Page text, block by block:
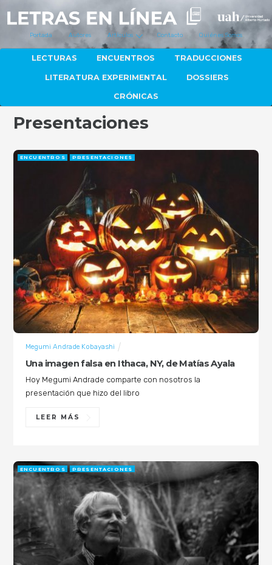
Portada Autores Artículos Contacto Quiénes Somos
LECTURAS ENCUENTROS TRADUCCIONES
LITERATURA EXPERIMENTAL DOSSIERS
CRÓNICAS
Presentaciones
Una imagen falsa en Ithaca, NY, de Matías Ayala
Megumi Andrade Kobayashi
ENCUENTROS PRESENTACIONES
Hoy Megumi Andrade comparte con nosotros la
presentación que hizo del libro
LEER MÁS
ENCUENTROS PRESENTACIONES